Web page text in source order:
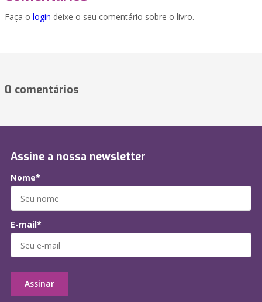
Faça o login deixe o seu comentário sobre o livro.
0 comentários
Assine a nossa newsletter
Nome*
E-mail*
Assinar